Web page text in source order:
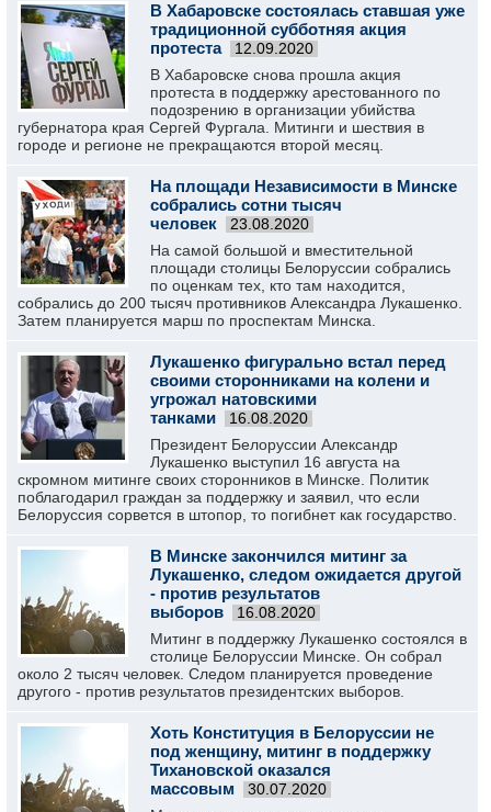
В Хабаровске состоялась ставшая уже
традиционной субботняя акция
протеста
12.09.2020
В Хабаровске снова прошла акция
протеста в поддержку арестованного по
подозрению в организации убийства
губернатора края Сергей Фургала. Митинги и шествия в
городе и регионе не прекращаются второй месяц.
На площади Независимости в Минске
собрались сотни тысяч
человек
23.08.2020
На самой большой и вместительной
площади столицы Белоруссии собрались
по оценкам тех, кто там находится,
собрались до 200 тысяч противников Александра Лукашенко.
Затем планируется марш по проспектам Минска.
Лукашенко фигурально встал перед
своими сторонниками на колени и
угрожал натовскими
танками
16.08.2020
Президент Белоруссии Александр
Лукашенко выступил 16 августа на
скромном митинге своих сторонников в Минске. Политик
поблагодарил граждан за поддержку и заявил, что если
Белоруссия сорвется в штопор, то погибнет как государство.
В Минске закончился митинг за
Лукашенко, следом ожидается другой
- против результатов
выборов
16.08.2020
Митинг в поддержку Лукашенко состоялся в
столице Белоруссии Минске. Он собрал
около 2 тысяч человек. Следом планируется проведение
другого - против результатов президентских выборов.
Хоть Конституция в Белоруссии не
под женщину, митинг в поддержку
Тихановской оказался
массовым
30.07.2020